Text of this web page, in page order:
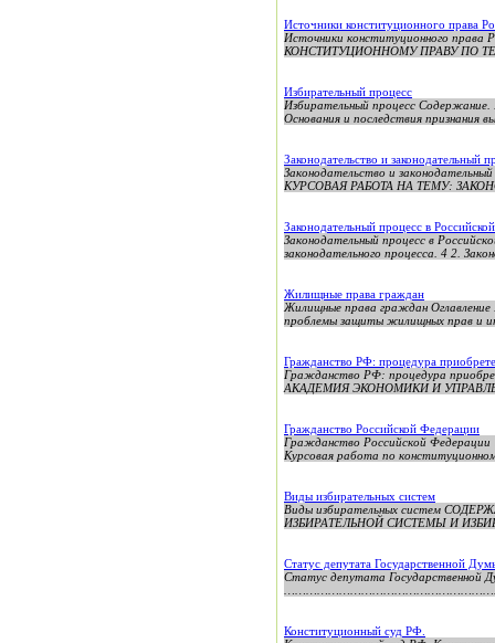
Источники конституционного права
Источники конституционного
КОНСТИТУЦИОННОМУ ПРАВУ ПО
Избирательный процесс
Избирательный процесс Содержание.
Основания и последствия признания
Законодательство и законодательный
Законодательство и
КУРСОВАЯ РАБОТА НА ТЕМУ:
Законодательный процесс в
Законодательный процесс в
законодательного процесса. 4 2.
Жилищные права граждан
Жилищные права граждан
проблемы защиты жилищных прав и
Гражданство РФ: процедура
Гражданство РФ: процедура
АКАДЕМИЯ ЭКОНОМИКИ И
Гражданство Российской Федерации
Гражданство Российской Федерации
Курсовая работа по
Виды избирательных систем
Виды избирательных систем
ИЗБИРАТЕЛЬНОЙ СИСТЕМЫ И
Статус депутата Государственной
Статус депутата Государственной
Конституционный суд РФ.